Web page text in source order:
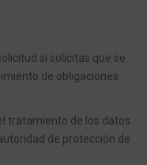
si solicitas que se
de obligaciones
tratamiento de los datos
de protección de